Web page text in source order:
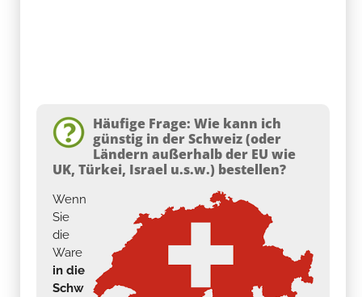
Häufige Frage: Wie kann ich
günstig in der Schweiz (oder
Ländern außerhalb der EU wie
UK, Türkei, Israel u.s.w.) bestellen?
Wenn
Sie
die
Ware
in die
Schw